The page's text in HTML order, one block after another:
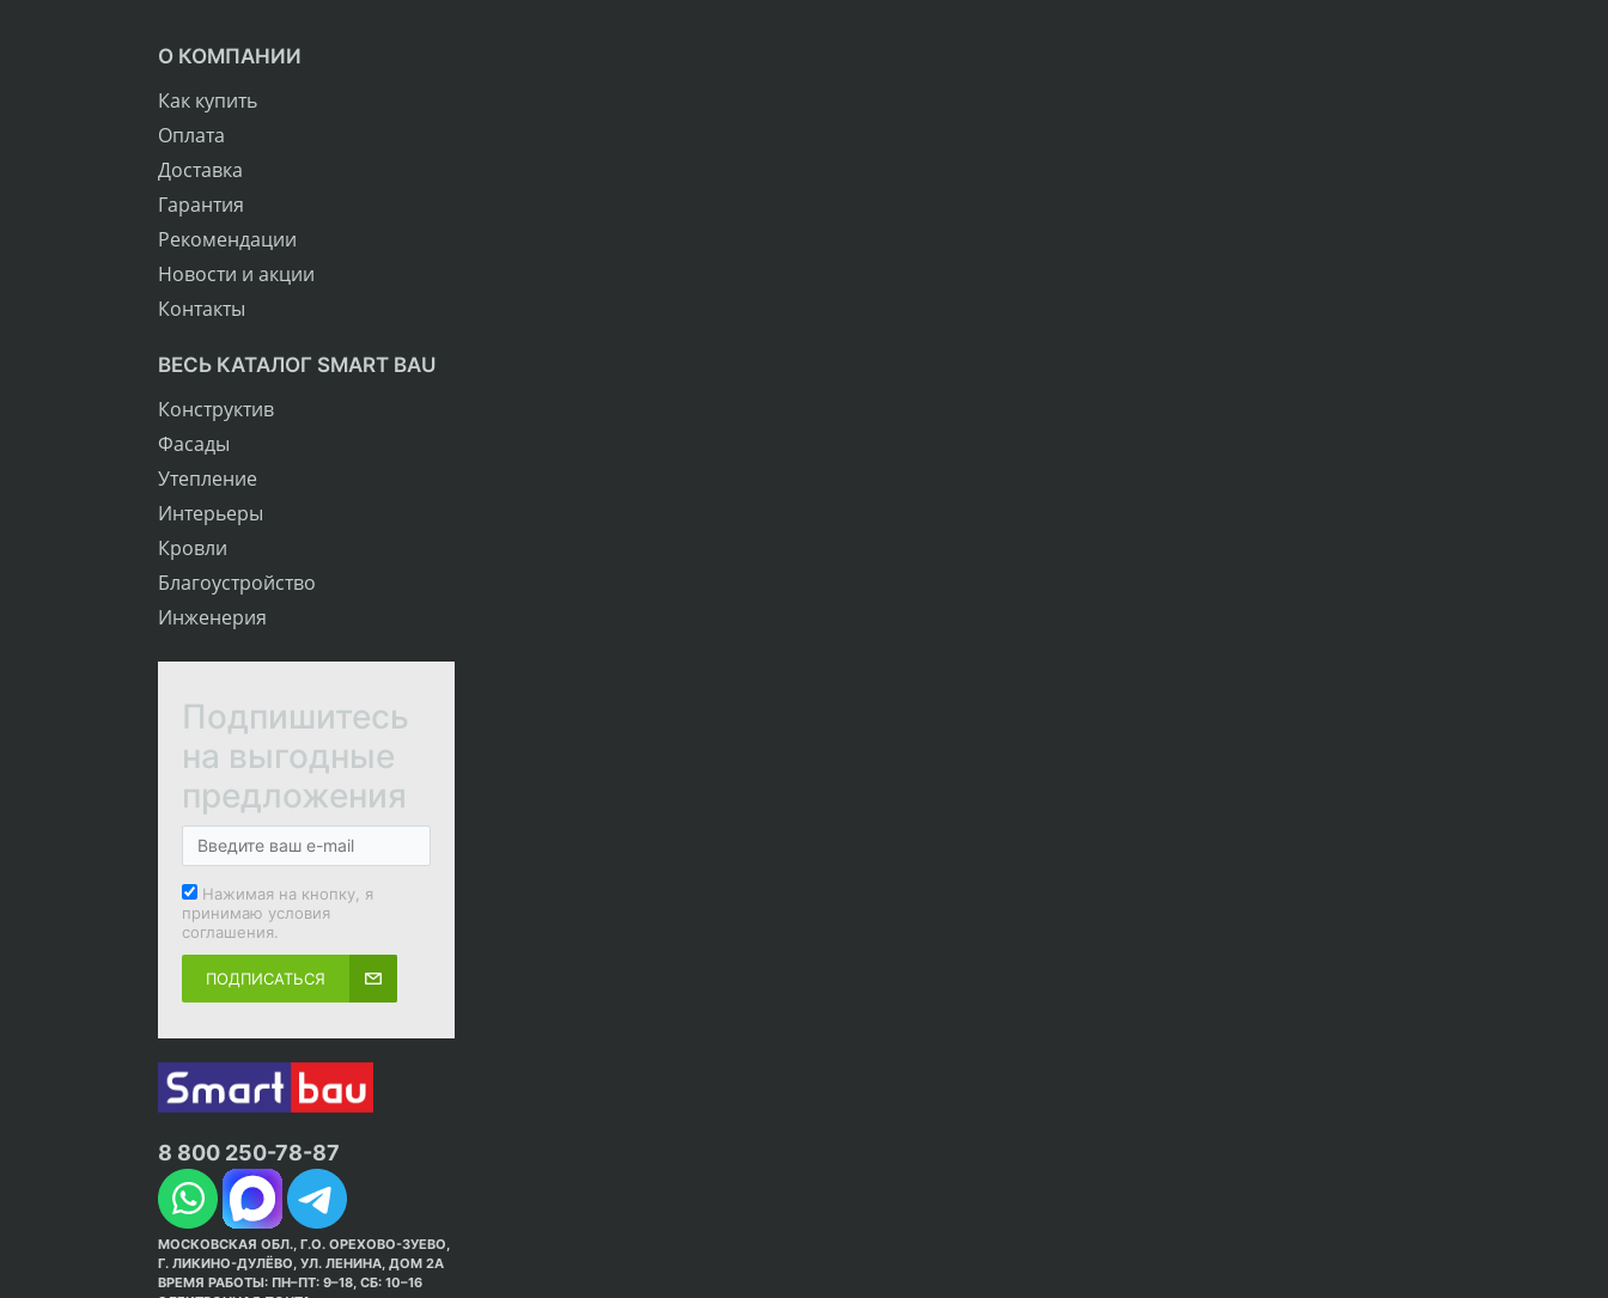
О КОМПАНИИ
Как купить
Оплата
Доставка
Гарантия
Рекомендации
Новости и акции
Контакты
ВЕСЬ КАТАЛОГ SMART BAU
Конструктив
Фасады
Утепление
Интерьеры
Кровли
Благоустройство
Инженерия
Подпишитесь
на выгодные
предложения
Нажимая на кнопку, я
принимаю условия
соглашения.
ПОДПИСАТЬСЯ
8 800 250-78-87
МОСКОВСКАЯ ОБЛ., Г.О. ОРЕХОВО-ЗУЕВО,
Г. ЛИКИНО-ДУЛЁВО, УЛ. ЛЕНИНА, ДОМ 2А
ВРЕМЯ РАБОТЫ: ПН–ПТ: 9–18, СБ: 10–16